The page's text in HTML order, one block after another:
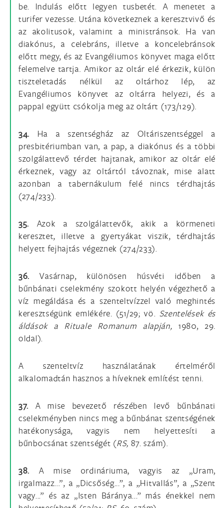
be. Indulás előtt legyen tusbetét. A menetet a
turifer vezesse. Utána következnek a keresztvivő és
az akolitusok, valamint a ministránsok. Ha van
diakónus, a celebráns, illetve a koncelebránsok
előtt megy, és az Evangéliumos könyvet maga előtt
felemelve tartja. Amikor az oltár elé érkezik, külön
tiszteletadás nélkül az oltárhoz lép, az
Evangéliumos könyvet az oltárra helyezi, és a
pappal együtt csókolja meg az oltárt (173/129).
34. Ha a szentségház az Oltáriszentséggel a
presbitériumban van, a pap, a diakónus és a többi
szolgálattevő térdet hajtanak, amikor az oltár elé
érkeznek, vagy az oltártól távoznak, mise alatt
azonban a tabernákulum felé nincs térdhajtás
(274/233).
35. Azok a szolgálattevők, akik a körmeneti
keresztet, illetve a gyertyákat viszik, térdhajtás
helyett fejhajtás végeznek (274/233).
36. Vasárnap, különösen húsvéti időben a
bűnbánati cselekmény szokott helyén végezhető a
víz megáldása és a szenteltvízzel való meghintés
keresztségünk emlékére. (51/29; vö. Szentelések és
áldások a Rituale Romanum alapján, 1980, 29.
oldal).
A szenteltvíz használatának értelméről
alkalomadtán hasznos a híveknek említést tenni.
37. A mise bevezető részében levő bűnbánati
cselekményben nincs meg a bűnbánat szentségének
hatékonysága, vagyis nem helyettesíti a
bűnbocsánat szentségét (RS, 87. szám).
38. A mise ordináriuma, vagyis az „Uram,
irgalmazz...”, a „Dicsőség...”, a „Hitvallás”, a „Szent
vagy...” és az „Isten Báránya...” más énekkel nem